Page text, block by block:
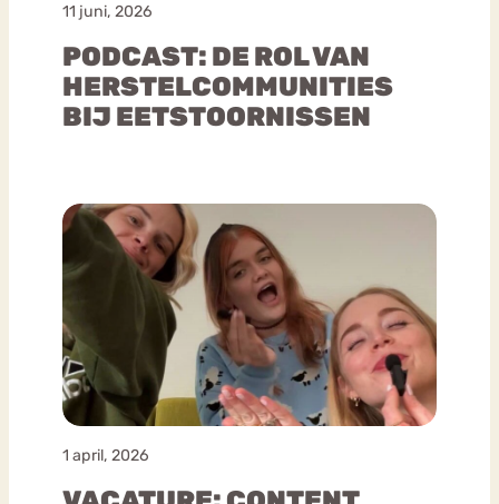
11 juni, 2026
PODCAST: DE ROL VAN
HERSTELCOMMUNITIES
BIJ EETSTOORNISSEN
1 april, 2026